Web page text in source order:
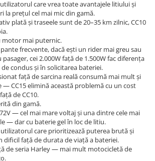
care vrea toate avantajele litiului și
la prețul cel mai mic din gamă.
plată și traseele sunt de 20–35 km zilnic, CC10
motor mai puternic.
frecvente, dacă ești un rider mai greu sau
cei 2.000W față de 1.500W fac diferența
condus și în solicitarea bateriei.
față de sarcina reală consumă mai mult și
— CC15 elimină această problemă cu un cost
de CC10.
din gamă.
— cel mai mare voltaj și una dintre cele mai
— dar cu baterie gel în loc de litiu.
care prioritizează puterea brută și
dificil față de durata de viață a bateriei.
de seria Harley — mai mult motocicletă de